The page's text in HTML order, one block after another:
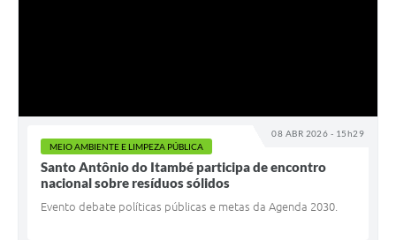
08 ABR 2026 - 15h29
MEIO AMBIENTE E LIMPEZA PÚBLICA
Santo Antônio do Itambé participa de encontro
nacional sobre resíduos sólidos
Evento debate políticas públicas e metas da Agenda 2030.